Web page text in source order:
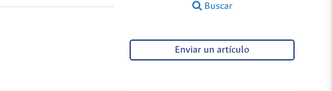
Buscar
Enviar un artículo